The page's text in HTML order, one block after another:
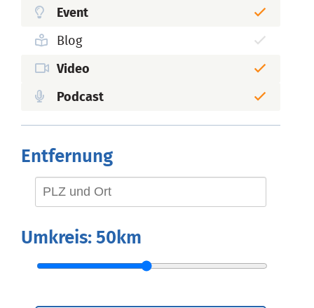
Event
Blog
Video
Podcast
Entfernung
Umkreis: 50km